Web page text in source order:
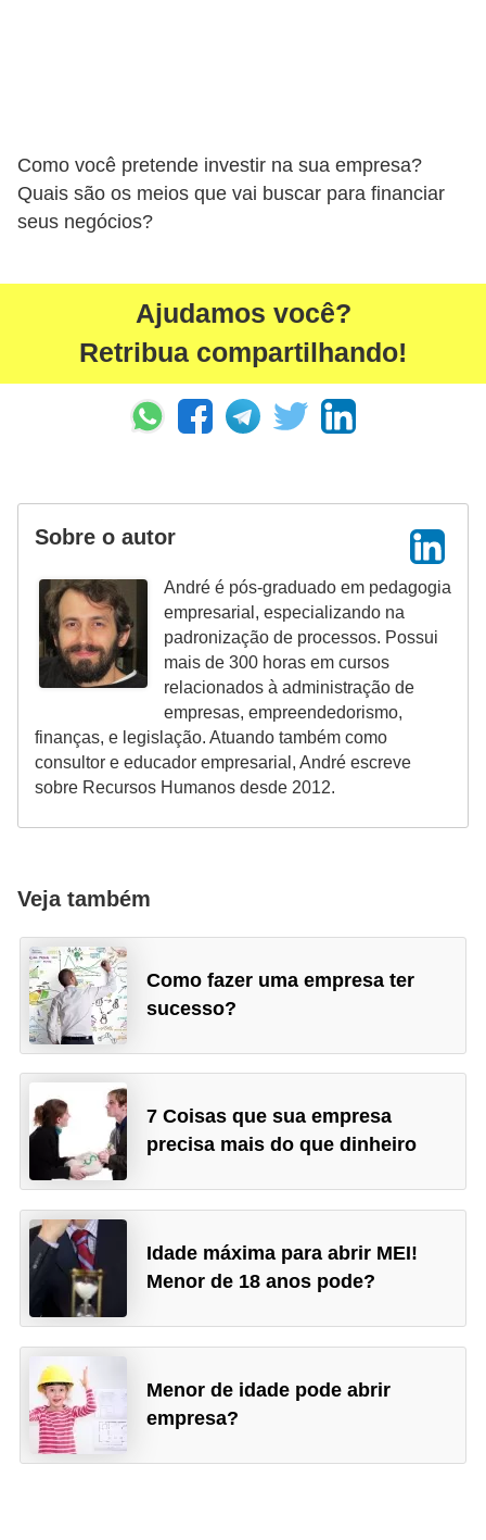
Como você pretende investir na sua empresa?
Quais são os meios que vai buscar para financiar
seus negócios?
Ajudamos você?
Retribua compartilhando!
Sobre o autor
André é pós-graduado em pedagogia
empresarial, especializando na
padronização de processos. Possui
mais de 300 horas em cursos
relacionados à administração de
empresas, empreendedorismo,
finanças, e legislação. Atuando também como
consultor e educador empresarial, André escreve
sobre Recursos Humanos desde 2012.
Veja também
Como fazer uma empresa ter
sucesso?
7 Coisas que sua empresa
precisa mais do que dinheiro
Idade máxima para abrir MEI!
Menor de 18 anos pode?
Menor de idade pode abrir
empresa?